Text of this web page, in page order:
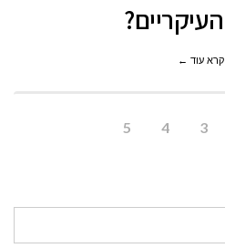
העיקריים?
קרא עוד ←
3
4
5